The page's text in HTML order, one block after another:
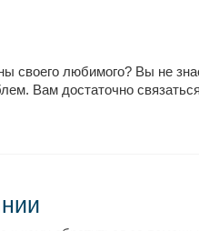
своего любимого? Вы не
Вам достаточно